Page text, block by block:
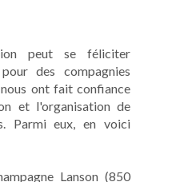
peut se féliciter
des compagnies
ont fait confiance
et l'organisation de
Parmi eux, en voici
Lanson (850